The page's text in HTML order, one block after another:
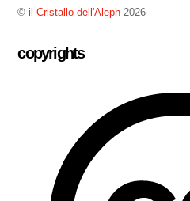
©il Cristallo dell'Aleph 2026
copyrights